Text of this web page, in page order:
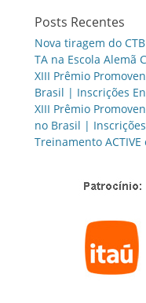
Posts Recentes
Nova tiragem do
TA na Escola Alemã
XIII Prêmio
Brasil | Inscrições
XIII Prêmio
no Brasil |
Treinamento